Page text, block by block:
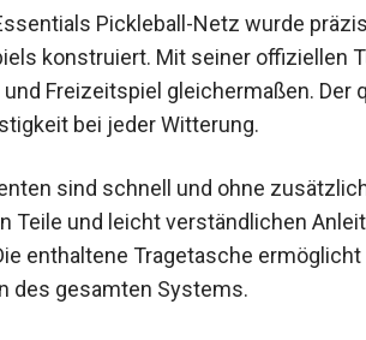
Pickleball-Netz wurde
konstruiert. Mit seiner offiziellen
Freizeitspiel gleichermaßen. Der
bei jeder Witterung.
sind schnell und ohne
Teile und leicht verständlichen
enthaltene Tragetasche
des gesamten Systems.